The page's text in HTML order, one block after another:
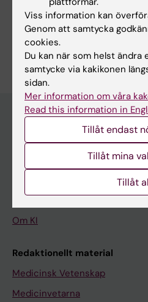
Dela
Upptäck KI
Om KI
Redaktionellt material
Medicinsk Vetenskap
Medicinvetarna
Viss information kan
Genom att samtycka
cookies.
Du kan när som helst ändra
samtycke via kakikonen
sidan.
Mer information om våra
Read this information in
Tillåt endast
Tillåt mina
Tillåt